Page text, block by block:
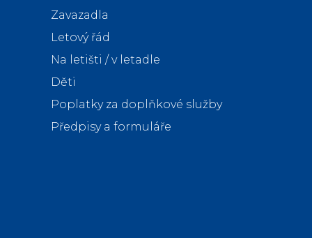
Zavazadla
Letový řád
Na letišti / v letadle
Děti
Poplatky za doplňkové služby
Předpisy a formuláře